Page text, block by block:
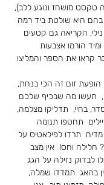
טקסט מושחז ונוגע ללב),
היא שולטת ביד רמה
הקריאה גם קטעים
הורמו אצבעות
את הספר והמליצו
הופעת זום זה הכי בנחת,
תעשו מה שבכיף שלכם
בחיי,  תדליקו מצלמה,
תחטפו תנומה
תרדו לפילאטיס על
חלילה וחס!  אין מצב
לבדוק נזילה על הגג
בהאג  תמדדו שמלה,